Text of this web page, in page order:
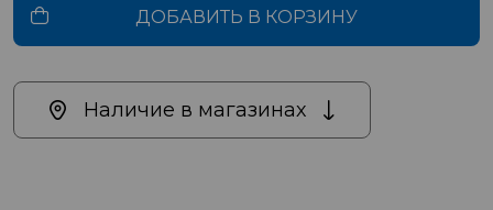
ДОБАВИТЬ В КОРЗИНУ
Наличие в магазинах